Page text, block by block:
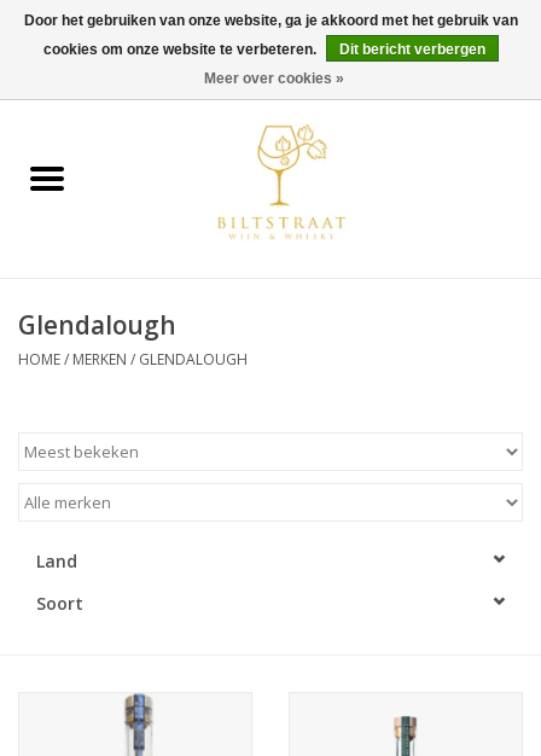
0 Artikelen - €0,00
Wijn
Gin & Tonic
Gedestilleerd
Glendalough
HOME/ MERKEN / GLENDALOUGH
Land
Soort
Door het gebruiken van onze website, ga je akkoord met het gebruik van
cookies om onze website te verbeteren.
Dit bericht verbergen
Meer over cookies »